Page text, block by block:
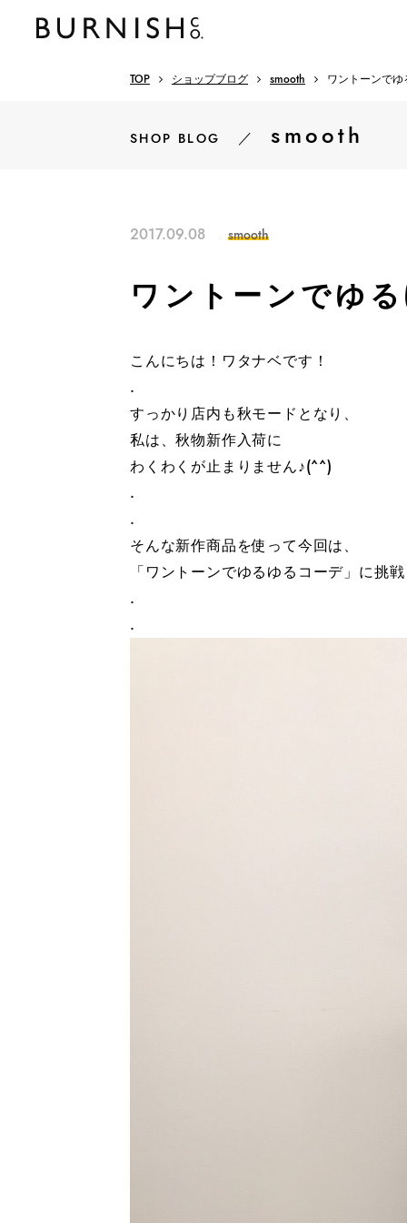
TOP ショップブログ smooth ワントーンで
SHOP BLOG ／ smooth
2017.09.08 smooth
ワントーンでゆ
こんにちは！ワタナベです！
.
すっかり店内も秋モードとなり、
私は、秋物新作入荷に
わくわくが止まりません♪(^^)
.
.
そんな新作商品を使って今回は、
「ワントーンでゆるゆるコーデ」に挑
.
.